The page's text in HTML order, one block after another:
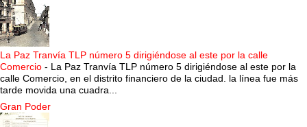
La Paz Tranvía TLP número 5 dirigiéndose al este por la calle
Comercio - La Paz Tranvía TLP número 5 dirigiéndose al este por la
calle Comercio, en el distrito financiero de la ciudad. la línea fue más
tarde movida una cuadra...
Gran Poder